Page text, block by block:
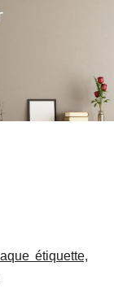
étiquette,